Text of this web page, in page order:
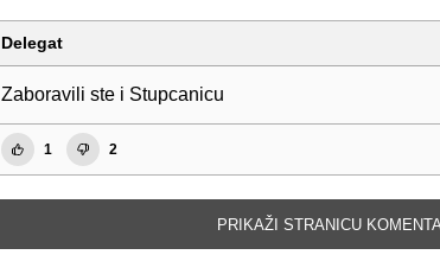
Delegat
Zaboravili ste i Stupcanicu
1 2
PRIKAŽI STRANICU